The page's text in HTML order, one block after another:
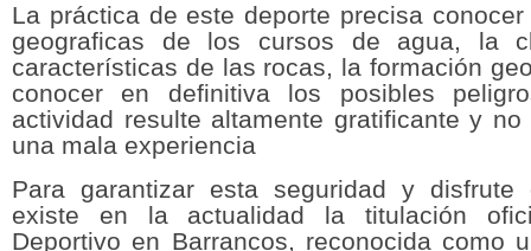
La práctica de este deporte precisa
geograficas de los cursos de agua, la
características de las rocas, la formación
conocer en definitiva los posibles
actividad resulte altamente gratificante y
una mala experiencia
Para garantizar esta seguridad y
existe en la actualidad la titulación
Deportivo en Barrancos, reconocida como